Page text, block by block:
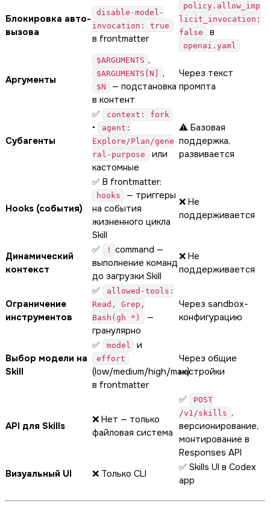
Блокировка авто-
вызова
disable-model-
invocation: true
в frontmatter
policy.allow_imp
licit_invocation:
false
в
openai.yaml
Аргументы
$ARGUMENTS ,
$ARGUMENTS[N] ,
$N
— подстановка
в контент
Через текст
промпта
Субагенты
✅ context: fork
•
agent:
Explore/Plan/gene
ral-purpose
или
кастомные
⚠️ Базовая
поддержка,
развивается
Hooks (события)
✅ В frontmatter:
hooks
— триггеры
на события
жизненного цикла
Skill
❌ Не
поддерживается
Динамический
контекст
✅ !
command —
выполнение команд
до загрузки Skill
❌ Не
поддерживается
Ограничение
инструментов
✅
allowed-tools:
Read, Grep,
Bash(gh *)
—
гранулярно
Через sandbox-
конфигурацию
Выбор модели на
Skill
✅ model и
effort
(low/medium/high/max)
в frontmatter
Через общие
настройки
API для Skills
❌ Нет — только
файловая система
✅
POST
/v1/skills ,
версионирование,
монтирование в
Responses API
Визуальный UI
❌ Только CLI
✅ Skills UI в Codex
app